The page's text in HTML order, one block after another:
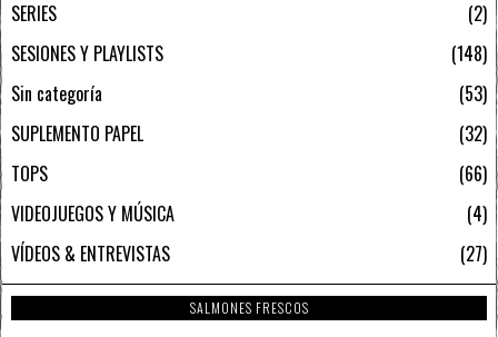
SERIES
2
SESIONES Y PLAYLISTS
148
Sin categoría
53
SUPLEMENTO PAPEL
32
TOPS
66
VIDEOJUEGOS Y MÚSICA
4
VÍDEOS & ENTREVISTAS
27
SALMONES FRESCOS